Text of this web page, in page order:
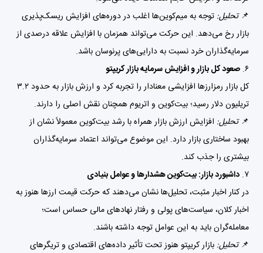
📌تحلیل: توجه به میم‌کوین‌ها اغلب در دوره‌های افزایش ریسک‌پذیری
بازار رخ می‌دهد. این حرکت می‌تواند همزمان با افزایش علاقه درصدی از
سرمایه‌گذاران خرد نسبت به دارایی‌های پرنوسان باشد.
۶. صعود کل بازار و افزایش سرمایه بازار کریپتو
کل بازار رمزارزها افزایشی معنادار را تجربه کرد و ارزش بازار به حدود ۳.۲
تریلیون دلار رسید؛ بیت‌کوین و اتریوم همچنان نقش اصلی را دارند.
📌تحلیل: افزایش ارزش بازار همراه با رشد بیت‌کوین معمولاً نشان از
بهبود ساختاری بازار دارد. این موضوع می‌تواند اعتماد سرمایه‌گذاران
بیشتری را جذب کند.
۷. داشبورد بازار: بیت‌کوین هشدارها و عوامل بنیادی
در کنار اخبار مثبت، تحلیل‌ها نشان می‌دهند که حرکت قیمت ارزها هنوز به
اخبار کلان، سیاست‌های پولی و رفتار نهادهای مالی حساس است؛
معامله‌گران باید به این عوامل توجه داشته باشند.
📌تحلیل: بازار کریپتو هنوز تحت تأثیر داده‌های اقتصادی و تریگرهای